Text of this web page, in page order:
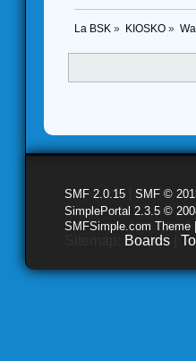
La BSK » KIOSKO»
SMF 2.0.15 SMF ©
SimplePortal 2.3.5 ©
SMFSimple.com Theme
Boards